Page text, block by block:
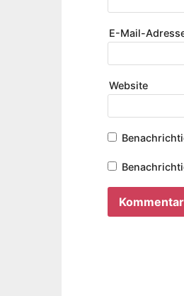
E-Mail-
Website